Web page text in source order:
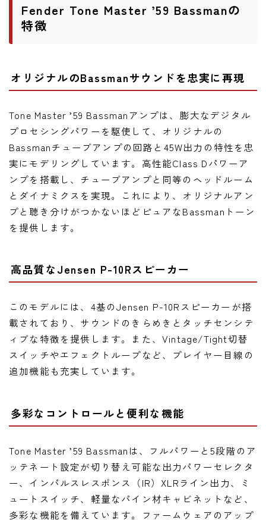
ニュース
新製品
弾いてみた
Fender Tone Master ’59 Bassmanの
特徴
オリジナルのBassmanサウンドを忠実に再現
Tone Master ’59 Bassmanアンプは、膨大なデジタル
プロセシングパワーを駆使して、オリジナルの
Bassmanチューブアンプの回路と45W出力の特性を忠
実にモデリングしています。高性能Class Dパワーア
ンプを搭載し、チューブアンプと同等のヘッドルーム
とダイナミクスを実現。これにより、オリジナルアン
プと聴き分けがつかないほどピュアなBassmanトーン
を提供します。
高品質なJensen P-10Rスピーカー
このモデルには、4基のJensen P-10Rスピーカーが搭
載されており、サウンドのきらめきとタッチセンシテ
ィブな特徴を提供します。また、Vintage/Tight切替
スイッチやエフェクトループなど、プレイヤー目線の
追加機能も充実しています。
多彩なコントロールと便利な機能
Tone Master ’59 Bassmanは、フルパワーと5段階のア
ッテネート設定が切り替え可能な出力パワーセレクタ
ー、インパルスレスポンス（IR）XLRライン出力、ミ
ュートスイッチ、軽量なパイン材キャビネットなど、
多彩な機能を備えています。ファームウェアのアップ